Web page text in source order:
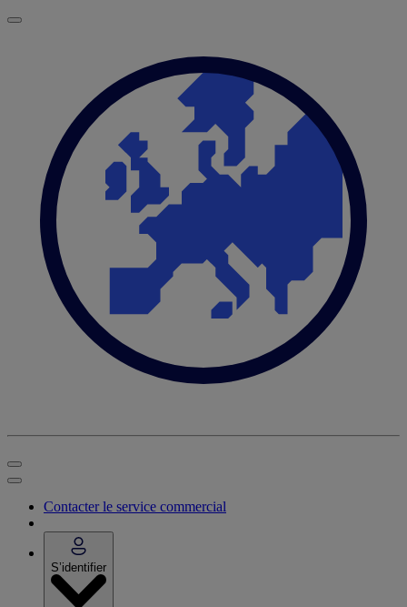
Contacter le service commercial
S’identifier